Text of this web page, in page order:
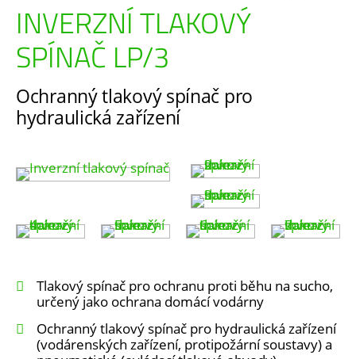
INVERZNÍ TLAKOVÝ
SPÍNAČ LP/3
Ochranný tlakový spínač pro
hydraulická zařízení
Tlakový spínač pro ochranu proti běhu na sucho,
určený jako ochrana domácí vodárny
Ochranný tlakový spínač pro hydraulická zařízení
(vodárenských zařízení, protipožární soustavy) a